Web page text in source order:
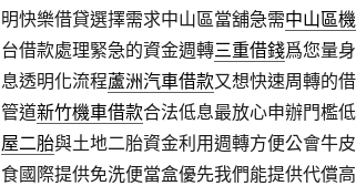
明快樂借貸選擇需求中山區當舖急需中山區
台借款處理緊急的資金週轉三重借錢爲您量
息透明化流程蘆洲汽車借款又想快速周轉的
管道新竹機車借款合法低息最放心申辦門檻
屋二胎與土地二胎資金利用週轉方便公會牛
食國際提供免洗便當盒優先我們能提供代償